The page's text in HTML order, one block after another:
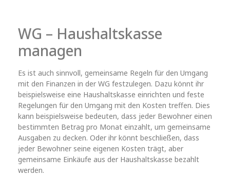
WG – Haushaltskasse
managen
Es ist auch sinnvoll, gemeinsame Regeln für den Umgang
mit den Finanzen in der WG festzulegen. Dazu könnt ihr
beispielsweise eine Haushaltskasse einrichten und feste
Regelungen für den Umgang mit den Kosten treffen. Dies
kann beispielsweise bedeuten, dass jeder Bewohner einen
bestimmten Betrag pro Monat einzahlt, um gemeinsame
Ausgaben zu decken. Oder ihr könnt beschließen, dass
jeder Bewohner seine eigenen Kosten trägt, aber
gemeinsame Einkäufe aus der Haushaltskasse bezahlt
werden.